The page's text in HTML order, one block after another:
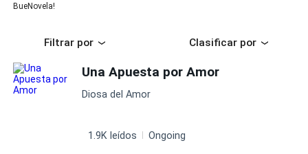
BueNovela!
Filtrar por Clasificar por
Una Apuesta por Amor
Diosa del Amor
1.9K leídos Ongoing